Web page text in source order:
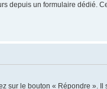
depuis un formulaire dédié.
sur le bouton « Répondre ». Il